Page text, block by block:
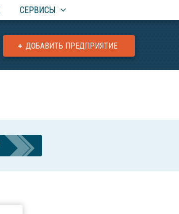
СЕРВИСЫ
ДОБАВИТЬ ПРЕДПРИЯТИЕ